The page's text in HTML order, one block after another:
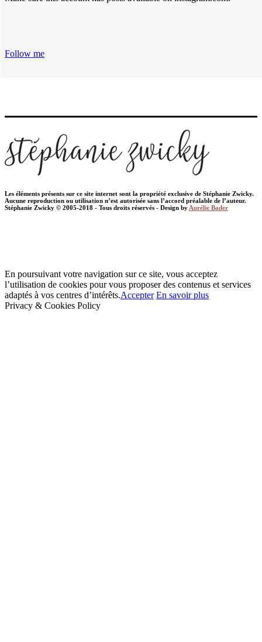
Follow me
Les éléments présents sur ce site internet sont la propriété exclusive de Stéphanie Zwicky.
Aucune reproduction ou utilisation n’est autorisée sans l’accord préalable de l’auteur.
Stéphanie Zwicky © 2005-2018 - Tous droits réservés - Design by Aurélie Bader
En poursuivant votre navigation sur ce site, vous acceptez
l’utilisation de cookies pour vous proposer des contenus et services
adaptés à vos centres d’intérêts.Accepter En savoir plus
Privacy & Cookies Policy